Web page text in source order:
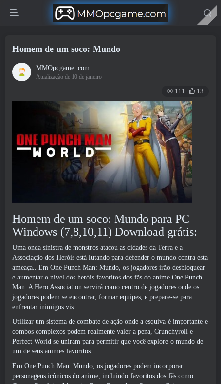
Homem de um soco: Mundo
MMOpcgame. com
Atualização de 10 de janeiro
111 13
Homem de um soco: Mundo para PC
Windows (7,8,10,11) Download grátis:
Uma onda sinistra de monstros atacou as cidades da Terra e a
Associação dos Heróis está lutando para defender o mundo contra esta
ameaça.. Em One Punch Man: Mundo, os jogadores irão desbloquear
e aumentar o nível dos heróis favoritos dos fãs do anime One Punch
Man. A Hero Association servirá como centro de jogadores onde os
jogadores podem se encontrar, formar equipes, e prepare-se para
enfrentar inimigos vis.
Utilizar um sistema de combate de ação onde a esquiva é importante e
combos complexos podem realmente valer a pena, Crunchyroll e
Perfect World se uniram para permitir que você explore o mundo de
um de seus animes favoritos.
Em One Punch Man: Mundo, os jogadores podem incorporar
personagens icônicos do anime, incluindo favoritos dos fãs como